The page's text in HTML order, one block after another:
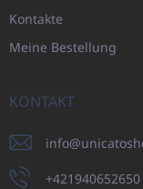
Kontakte
Meine Bestellung
KONTAKT
info@
+421940652650